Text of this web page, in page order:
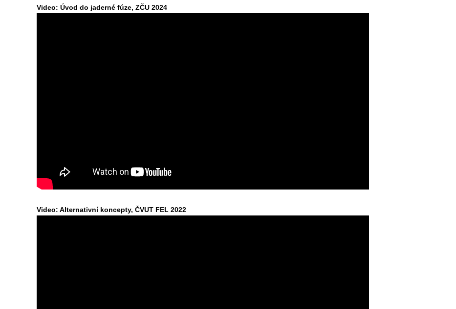
Video: Úvod do jaderné fúze, ZČU 2024
Video: Alternativní koncepty, ČVUT FEL 2022